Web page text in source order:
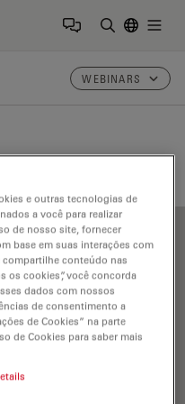
WEBINARS
e outras tecnologias de
a você para realizar
de nosso site, fornecer
base em suas interações com
conteúdo nas
os cookies”, você concorda
dados com nossos
de consentimento a
de Cookies” na parte
de Cookies para saber mais